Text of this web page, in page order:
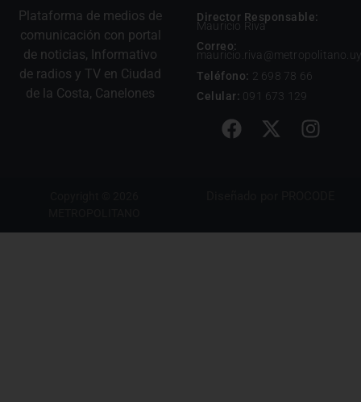
Plataforma de medios de
comunicación con portal
de noticias, Informativo
de radios y TV en Ciudad
de la Costa, Canelones
Director Responsable:
Mauricio Riva
Correo:
mauricio.riva@metropolitano.uy
Teléfono: 2 698 78 66
Celular: 091 673 129